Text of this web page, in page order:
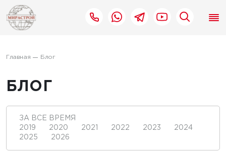
Главная Блог
БЛОГ
ЗА ВСЕ ВРЕМЯ
2019
2020 2021 2022 2023
2024
2025
2026